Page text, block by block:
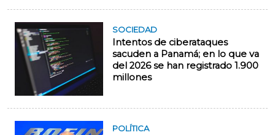
SOCIEDAD
Intentos de ciberataques
sacuden a Panamá; en lo que va
del 2026 se han registrado 1.900
millones
POLÍTICA